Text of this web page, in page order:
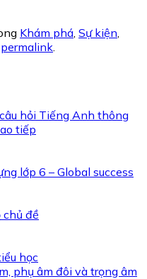
Khám phá Sự kiện
permalink
hỏi Tiếng Anh thông
tiếp
lớp 6 – Global success
chủ đề
học
phụ âm đôi và trọng âm